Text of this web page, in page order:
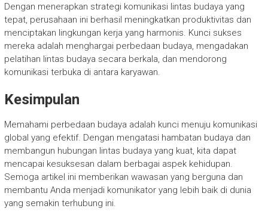
Dengan menerapkan strategi komunikasi lintas budaya yang
tepat, perusahaan ini berhasil meningkatkan produktivitas dan
menciptakan lingkungan kerja yang harmonis. Kunci sukses
mereka adalah menghargai perbedaan budaya, mengadakan
pelatihan lintas budaya secara berkala, dan mendorong
komunikasi terbuka di antara karyawan.
Kesimpulan
Memahami perbedaan budaya adalah kunci menuju komunikasi
global yang efektif. Dengan mengatasi hambatan budaya dan
membangun hubungan lintas budaya yang kuat, kita dapat
mencapai kesuksesan dalam berbagai aspek kehidupan.
Semoga artikel ini memberikan wawasan yang berguna dan
membantu Anda menjadi komunikator yang lebih baik di dunia
yang semakin terhubung ini.